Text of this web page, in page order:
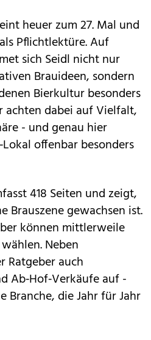
heuer zum 27. Mal und
Pflichtlektüre. Auf
sich Seidl nicht nur
Brauideen, sondern
Bierkultur besonders
achten dabei auf Vielfalt,
- und genau hier
offenbar besonders
418 Seiten und zeigt,
Brauszene gewachsen ist.
können mittlerweile
Neben
Ratgeber auch
Ab‑Hof‑Verkäufe auf -
Branche, die Jahr für Jahr